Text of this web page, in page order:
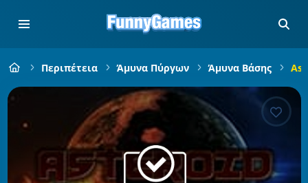
Περιπέτεια Άμυνα Πύργων Άμυνα Βάσης